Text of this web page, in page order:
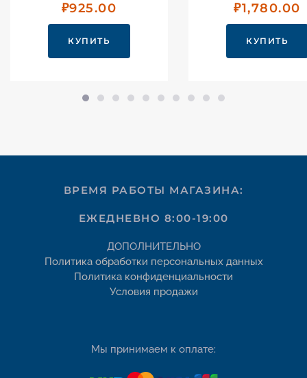
925.00 1,780.00
ВРЕМЯ РАБОТЫ МАГАЗИНА:
ЕЖЕДНЕВНО 8:00-19:00
ДОПОЛНИТЕЛЬНО
Политика обработки персональных данных
Политика конфиденциальности
Условия продажи
Мы принимаем к оплате: